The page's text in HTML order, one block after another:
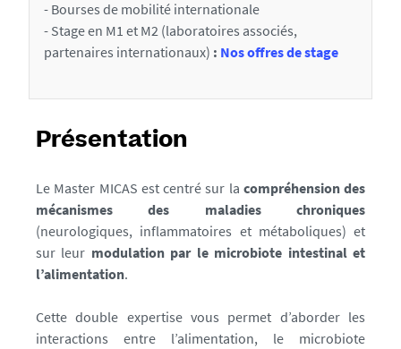
- Bourses de mobilité internationale
- Stage en M1 et M2 (laboratoires associés,
partenaires internationaux) : Nos offres de stage
Présentation
Le Master MICAS est centré sur la compréhension des
mécanismes des maladies chroniques
(neurologiques, inflammatoires et métaboliques) et
sur leur modulation par le microbiote intestinal et
l’alimentation.
Cette double expertise vous permet d’aborder les
interactions entre l’alimentation, le microbiote